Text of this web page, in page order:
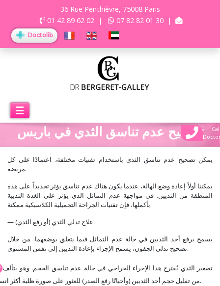
36 Rue Penthièvre, 75008 Paris
01 42 89 62 02 | 07 82 82 01 30 |
Doctolib
☰
تصحيح عدم تناسق الثدي في باريس
يمكن تصحيح عدم تناسق الثدي باستخدام تقنيات مختلفة، اعتمادًا على كل
مريضة.
يمكننا أولاً إعادة وضع الهالة، عندما يكون هناك عدم تناسق يؤثر تحديداً على هذه
المنطقة من الثديين. في مواجهة عدم التماثل الذي يؤثر على الغدة الثديية
بأكملها، فإن تقنيات الجراحة التجميلية الكلاسيكية ممكنة.
— علاج تدلي الثدي (أو رفع الثدي).
يسمح برفع أحد الثديين في حالة عدم التماثل فيما يتعلق بوضعهما. من خلال
تصحيح تدلي الجفون، يسمح الإجراء بإعادة الثديين إلى نفس المستوى.
تصغير الثدي يُقترح هذا الإجراء الجراحي في حالة عدم تناسق الحجم. وهو يتألف
من تقليل حجم أحد الثديين (وأحيانًا رفع الصدر) للعثور على صورة ظلية أكثر انسجامًا.